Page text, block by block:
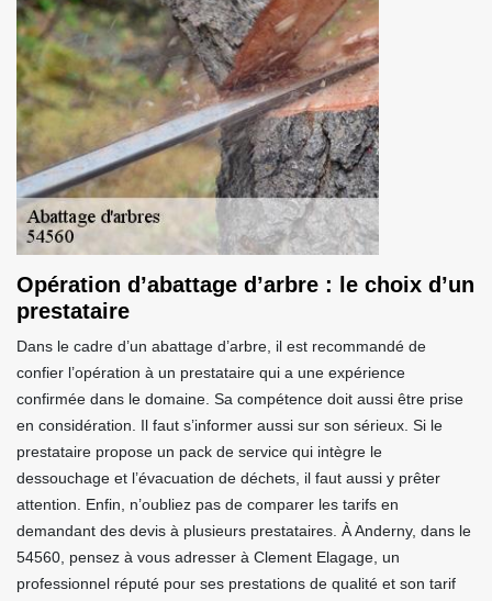
Opération d’abattage d’arbre : le choix d’un
prestataire
Dans le cadre d’un abattage d’arbre, il est recommandé de
confier l’opération à un prestataire qui a une expérience
confirmée dans le domaine. Sa compétence doit aussi être prise
en considération. Il faut s’informer aussi sur son sérieux. Si le
prestataire propose un pack de service qui intègre le
dessouchage et l’évacuation de déchets, il faut aussi y prêter
attention. Enfin, n’oubliez pas de comparer les tarifs en
demandant des devis à plusieurs prestataires. À Anderny, dans le
54560, pensez à vous adresser à Clement Elagage, un
professionnel réputé pour ses prestations de qualité et son tarif